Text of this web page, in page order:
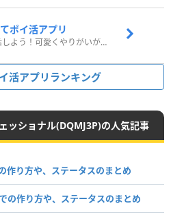
ポイ活アプリ
ペットを育ってポイ活しよう！可愛くやりがいがある新感覚アプリ
活アプリランキング
ッショナル(DQMJ3P)の人気記事
作り方や、ステータスのまとめ
の作り方や、ステータスのまとめ